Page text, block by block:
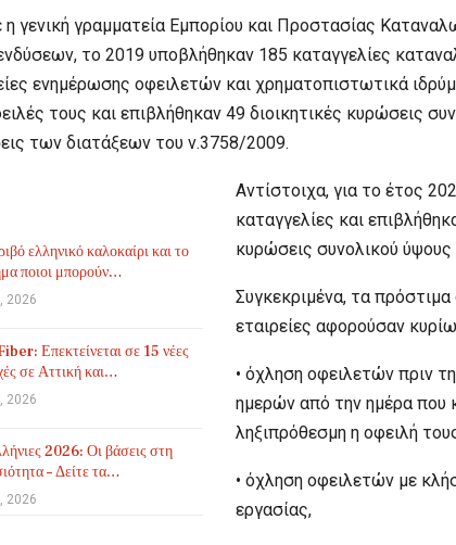
γενική γραμματεία Εμπορίου και Προστασίας
το 2019 υποβλήθηκαν 185 καταγγελίες
ενημέρωσης οφειλετών και χρηματοπιστωτικά
τους και επιβλήθηκαν 49 διοικητικές κυρώσεις
των διατάξεων του ν.3758/2009.
ελληνικό καλοκαίρι και το
ποιοι μπορούν…
2026
Επεκτείνεται σε 15 νέες
σε Αττική και…
2026
2026: Οι βάσεις στη
– Δείτε τα…
2026
Αντίστοιχα, για το έτος
καταγγελίες και
κυρώσεις συνολικού
Συγκεκριμένα, τα
εταιρείες αφορούσαν
• όχληση οφειλετών πριν
ημερών από την ημέρα που
ληξιπρόθεσμη η οφειλή
• όχληση οφειλετών με
εργασίας,